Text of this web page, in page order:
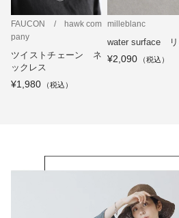
FAUCON / hawk com
pany
ツイストチェーン ネ
ックレス
¥1,980
milleblanc
water surface リ
¥2,090